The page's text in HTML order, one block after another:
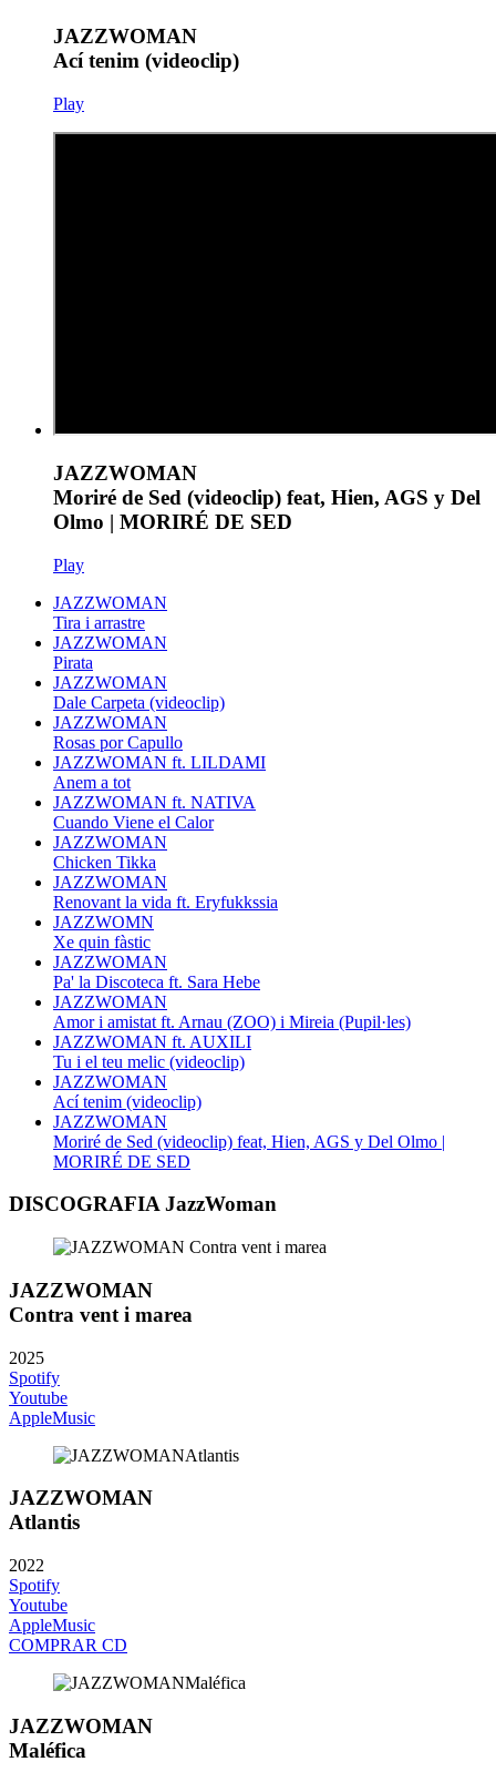
JAZZWOMAN
Ací tenim (videoclip)
Play
JAZZWOMAN
Moriré de Sed (videoclip) feat, Hien, AGS y Del
Olmo | MORIRÉ DE SED
Play
JAZZWOMAN
Tira i arrastre
JAZZWOMAN
Pirata
JAZZWOMAN
Dale Carpeta (videoclip)
JAZZWOMAN
Rosas por Capullo
JAZZWOMAN ft. LILDAMI
Anem a tot
JAZZWOMAN ft. NATIVA
Cuando Viene el Calor
JAZZWOMAN
Chicken Tikka
JAZZWOMAN
Renovant la vida ft. Eryfukkssia
JAZZWOMN
Xe quin fàstic
JAZZWOMAN
Pa' la Discoteca ft. Sara Hebe
JAZZWOMAN
Amor i amistat ft. Arnau (ZOO) i Mireia (Pupil·les)
JAZZWOMAN ft. AUXILI
Tu i el teu melic (videoclip)
JAZZWOMAN
Ací tenim (videoclip)
JAZZWOMAN
Moriré de Sed (videoclip) feat, Hien, AGS y Del Olmo |
MORIRÉ DE SED
DISCOGRAFIA JazzWoman
JAZZWOMAN
Contra vent i marea
2025
Spotify
Youtube
AppleMusic
JAZZWOMAN
Atlantis
2022
Spotify
Youtube
AppleMusic
COMPRAR CD
JAZZWOMAN
Maléfica